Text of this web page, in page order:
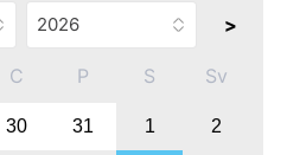
>
C P S Sv
30 31 1 2